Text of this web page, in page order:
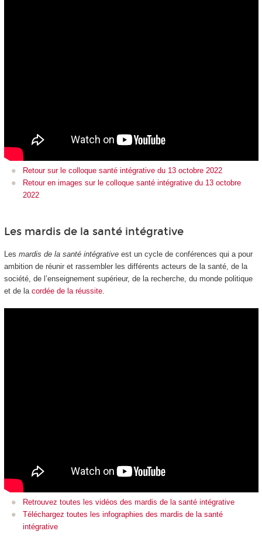
Retour sur le colloque santé intégrative du 13 octobre 2022
Retour en images sur le colloque santé intégrative du 13 octobre
2022
Les mardis de la santé intégrative
Les mardis de la santé intégrative est un cycle de conférences qui a pour
ambition de réunir et rassembler les différents acteurs de la santé, de la
société, de l’enseignement supérieur, de la recherche, du monde politique
et de la cordée de la réussite.
Retrouvez toutes les vidéos des mardis de la santé intégrative
Téléchargez toutes les infographies des mardis de la santé
intégrative